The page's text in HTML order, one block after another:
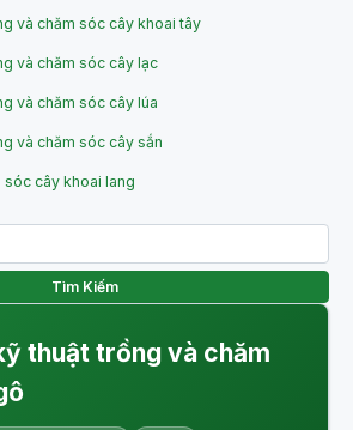
và chăm sóc cây khoai tây
và chăm sóc cây lạc
và chăm sóc cây lúa
và chăm sóc cây sắn
cây khoai lang
Tìm Kiếm
thuật trồng và chăm